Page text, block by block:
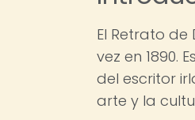
El Retrato
vez en 1890.
del escritor
arte y la